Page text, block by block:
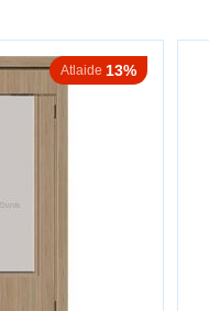
izturību. Stiklotas durvis
Atlaide 13%